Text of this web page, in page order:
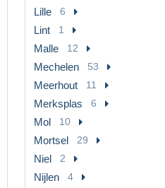
Lille 6
Lint 1
Malle 12
Mechelen 53
Meerhout 11
Merksplas 6
Mol 10
Mortsel 29
Niel 2
Nijlen 4